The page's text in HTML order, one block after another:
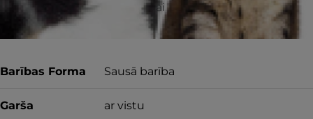
naudas atmaksu vai apmainītu produktu.
Barības Forma Sausā barība
Garša ar vistu